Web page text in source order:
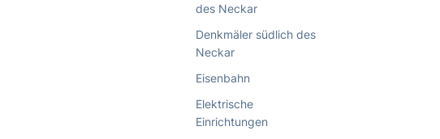
des Neckar
Denkmäler südlich des
Neckar
Eisenbahn
Elektrische
Einrichtungen